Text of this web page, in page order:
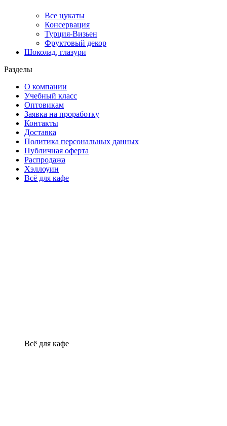
Все цукаты
Консервация
Турция-Визьен
Фруктовый декор
Шоколад, глазури
Разделы
О компании
Учебный класс
Оптовикам
Заявка на проработку
Контакты
Доставка
Политика персональных данных
Публичная оферта
Распродажа
Хэллоуин
Всё для кафе
Всё для кафе